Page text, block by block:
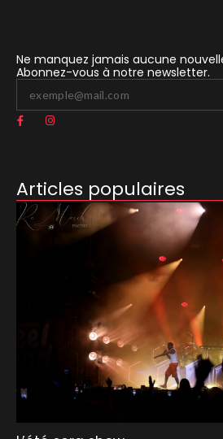
Ne manquez jamais aucune
Abonnez-vous à notre newsletter.
Articles populaires